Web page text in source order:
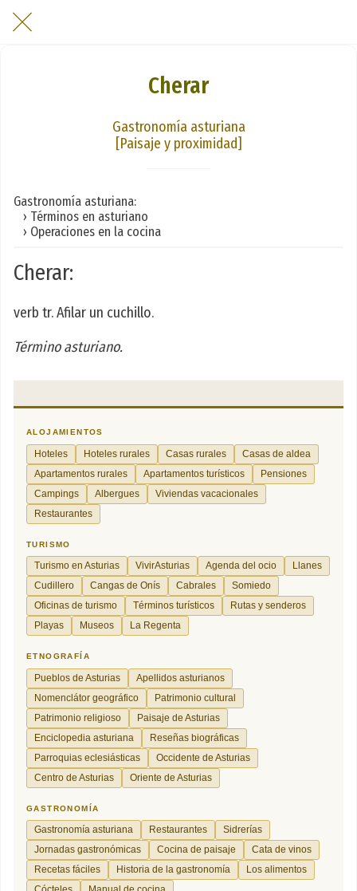
Cherar
Gastronomía asturiana
[Paisaje y proximidad]
Gastronomía asturiana:
› Términos en asturiano
› Operaciones en la cocina
Cherar:
verb tr. Afilar un cuchillo.
Término asturiano.